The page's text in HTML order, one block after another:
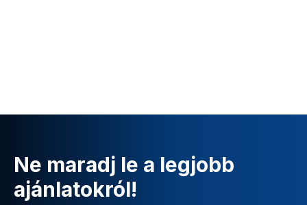
Ne maradj le a legjobb
ajánlatokról!